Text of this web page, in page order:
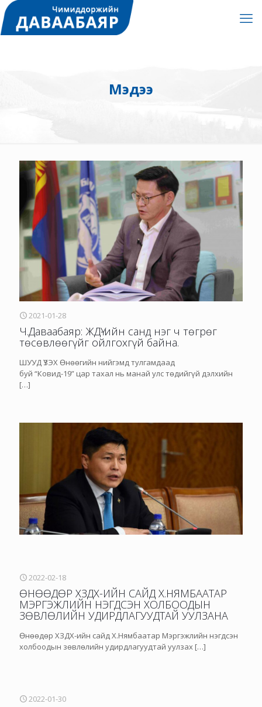
Мэдээ
2021-01-28
Ч.Даваабаяр: ЖДҮ-ийн санд нэг ч төгрөг
төсөвлөөгүйг ойлгохгүй байна.
ШУУД ҮЗЭХ Өнөөгийн нийгэмд тулгамдаад
буй “Ковид-19” цар тахал нь манай улс төдийгүй дэлхийн
[…]
2022-02-18
ӨНӨӨДӨР ХЗДХ-ИЙН САЙД Х.НЯМБААТАР
МЭРГЭЖЛИЙН НЭГДСЭН ХОЛБООДЫН
ЗӨВЛӨЛИЙН УДИРДЛАГУУДТАЙ УУЛЗАНА
Өнөөдөр ХЗДХ-ийн сайд Х.Нямбаатар Мэргэжлийн нэгдсэн
холбоодын зөвлөлийн удирдлагуудтай уулзах […]
2022-01-30